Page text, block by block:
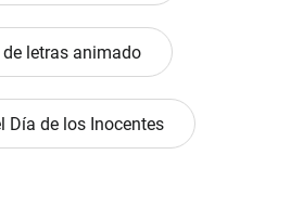
letras animado
Día de los Inocentes